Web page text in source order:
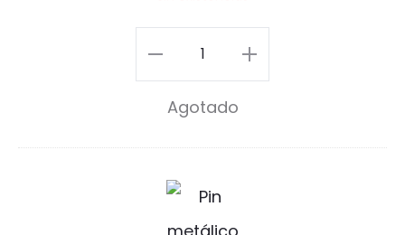
a
u
La
Libertad
Guiando
al
Pueblo
Agotado
N
e